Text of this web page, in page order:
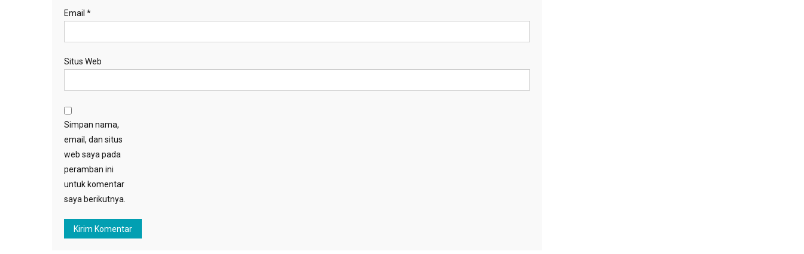
Email *
Situs Web
Simpan nama,
email, dan situs
web saya pada
peramban ini
untuk komentar
saya berikutnya.